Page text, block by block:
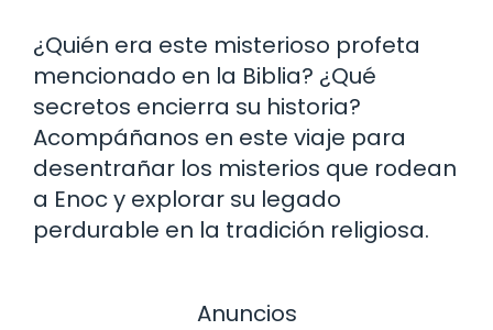
¿Quién era este misterioso profeta
mencionado en la Biblia? ¿Qué
secretos encierra su historia?
Acompáñanos en este viaje para
desentrañar los misterios que rodean
a Enoc y explorar su legado
perdurable en la tradición religiosa.
Anuncios